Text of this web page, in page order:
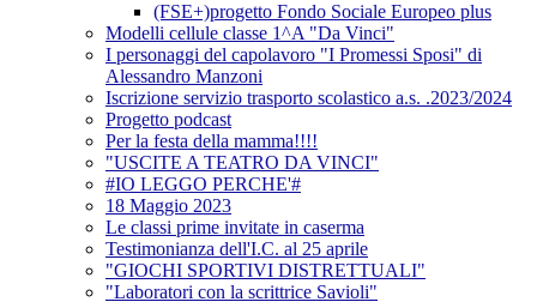
(FSE+)progetto Fondo Sociale Europeo plus
Modelli cellule classe 1^A "Da Vinci"
I personaggi del capolavoro "I Promessi Sposi" di
Alessandro Manzoni
Iscrizione servizio trasporto scolastico a.s. .2023/2024
Progetto podcast
Per la festa della mamma!!!!
"USCITE A TEATRO DA VINCI"
#IO LEGGO PERCHE'#
18 Maggio 2023
Le classi prime invitate in caserma
Testimonianza dell'I.C. al 25 aprile
"GIOCHI SPORTIVI DISTRETTUALI"
"Laboratori con la scrittrice Savioli"